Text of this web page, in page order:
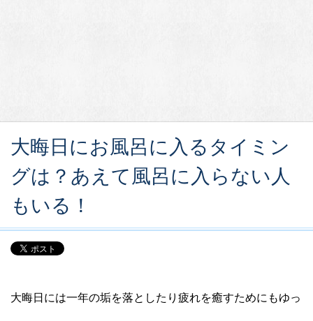
大晦日にお風呂に入るタイミン
グは？あえて風呂に入らない人
もいる！
大晦日には一年の垢を落としたり疲れを癒すためにもゆっ